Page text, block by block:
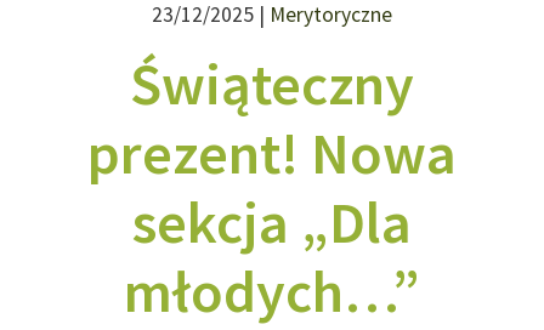
23/12/2025 | Merytoryczne
Świąteczny
prezent! Nowa
sekcja „Dla
młodych…”